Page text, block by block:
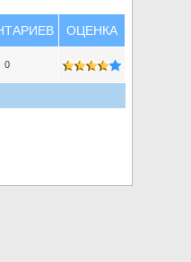
ОЦЕНКА
0